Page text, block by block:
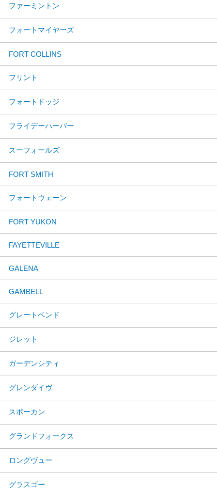
ファーミントン
フォートマイヤーズ
FORT COLLINS
フリント
フォートドッジ
フライデーハーバー
スーフォールズ
FORT SMITH
フォートウェーン
FORT YUKON
FAYETTEVILLE
GALENA
GAMBELL
グレートベンド
ジレット
ガーデンシティ
グレンダイヴ
スポーカン
グランドフォークス
ロングヴュー
グラスゴー